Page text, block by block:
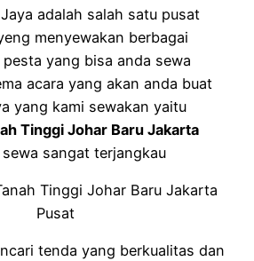
adalah salah satu pusat
menyewakan berbagai
yang bisa anda sewa
acara yang akan anda buat
yang kami sewakan yaitu
Tinggi Johar Baru Jakarta
sangat terjangkau
tenda yang berkualitas dan